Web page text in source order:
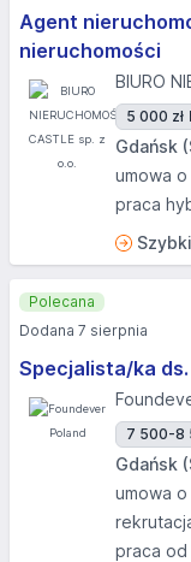
Agent
nieruchomości
BIURO
5 000 zł
Gdańsk
umowa
praca
Specjalista/ka ds.
7 500-8
Gdańsk
umowa
praca od
Polecana
Dodana 7 sierpnia